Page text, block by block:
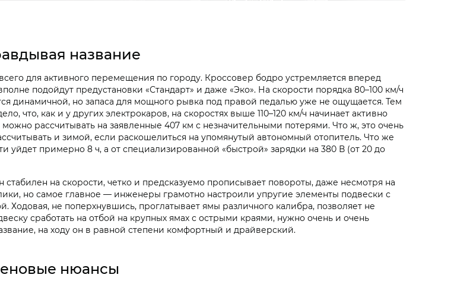
название
для активного перемещения по городу. Кроссовер бодро устремляется вперед
подойдут предустановки «Стандарт» и даже «Эко». На скорости порядка 80–100 км/ч
динамичной, но запаса для мощного рывка под правой педалью уже не ощущается. Тем
что, как и у других электрокаров, на скоростях выше 110–120 км/ч начинает активно
рассчитывать на заявленные 407 км с незначительными потерями. Что ж, это очень
и зимой, если раскошелиться на упомянутый автономный отопитель. Что же
уйдет примерно 8 ч, а от специализированной «быстрой» зарядки на 380 В (от 20 до
на скорости, четко и предсказуемо прописывает повороты, даже несмотря на
но самое главное — инженеры грамотно настроили упругие элементы подвески с
не поперхнувшись, проглатывает ямы различного калибра, позволяет не
сработать на отбой на крупных ямах с острыми краями, нужно очень и очень
на ходу он в равной степени комфортный и драйверский.
нюансы